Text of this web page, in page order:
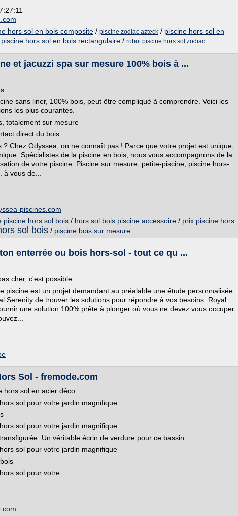
hors sol en bois composite / piscine zodiac azteck / piscine hors sol en
piscine hors sol en bois rectangulaire / robot piscine hors sol zodiac
et jacuzzi spa sur mesure 100% bois à ...
sans liner, 100% bois, peut être compliqué à comprendre. Voici les
les plus courantes.
totalement sur mesure
direct du bois
? Chez Odyssea, on ne connaît pas ! Parce que votre projet est unique,
Spécialistes de la piscine en bois, nous vous accompagnons de la
de votre piscine. Piscine sur mesure, petite-piscine, piscine hors-
vous de...
piscines.com
piscine hors sol bois / hors sol bois piscine accessoire / prix piscine hors
sol bois / piscine bois sur mesure
enterrée ou bois hors-sol - tout ce qu ...
cher, c'est possible
piscine est un projet demandant au préalable une étude personnalisée
Serenity de trouver les solutions pour répondre à vos besoins. Royal
une solution 100% prête à plonger où vous ne devez vous occuper
Sol - fremode.com
hors sol en acier déco
sol pour votre jardin magnifique
sol pour votre jardin magnifique
Un véritable écrin de verdure pour ce bassin
sol pour votre jardin magnifique
sol pour votre...